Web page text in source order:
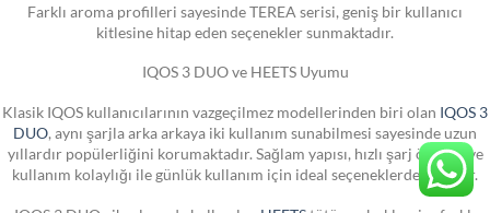
Farklı aroma profilleri sayesinde TEREA serisi, geniş bir kullanıcı
kitlesine hitap eden seçenekler sunmaktadır.
IQOS 3 DUO ve HEETS Uyumu
Klasik IQOS kullanıcılarının vazgeçilmez modellerinden biri olan IQOS 3
DUO, aynı şarjla arka arkaya iki kullanım sunabilmesi sayesinde uzun
yıllardır popülerliğini korumaktadır. Sağlam yapısı, hızlı şarj özelliği ve
kullanım kolaylığı ile günlük kullanım için ideal seçeneklerden biridir.